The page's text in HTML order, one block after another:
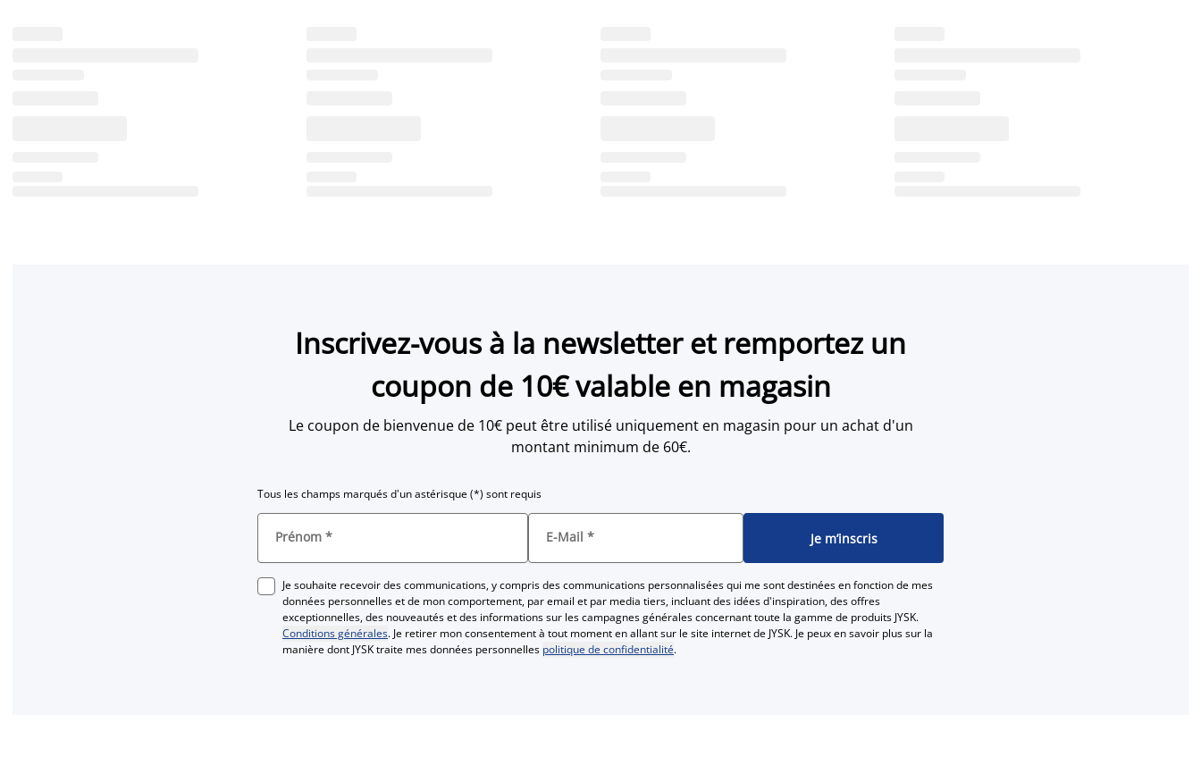
Inscrivez-vous à la newsletter et remportez un
coupon de 10€ valable en magasin
Le coupon de bienvenue de 10€ peut être utilisé uniquement en magasin pour un achat d'un
montant minimum de 60€.
Tous les champs marqués d'un astérisque (*) sont requis
Prénom * E-Mail * Je m’inscris
Je souhaite recevoir des communications, y compris des communications personnalisées qui me sont destinées en fonction de mes
données personnelles et de mon comportement, par email et par media tiers, incluant des idées d'inspiration, des offres
exceptionnelles, des nouveautés et des informations sur les campagnes générales concernant toute la gamme de produits JYSK.
Conditions générales. Je retirer mon consentement à tout moment en allant sur le site internet de JYSK. Je peux en savoir plus sur la
manière dont JYSK traite mes données personnelles politique de confidentialité.